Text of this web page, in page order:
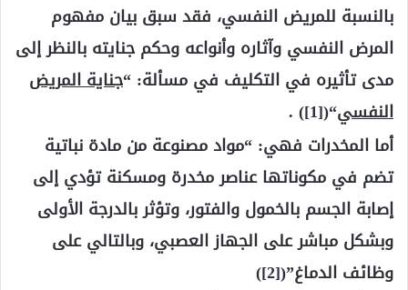
بالنسبة للمريض النفسي، فقد سبق بيان مفهوم
المرض النفسي وآثاره وأنواعه وحكم جنايته بالنظر إلى
مدى تأثيره في التكليف في مسألة: “جناية المريض
النفسي“(
[1]
) .
أما المخدرات فهي: “مواد مصنوعة من مادة نباتية
تضم في مكوناتها عناصر مخدرة ومسكنة تؤدي إلى
إصابة الجسم بالخمول والفتور، وتؤثر بالدرجة الأولى
وبشكل مباشر على الجهاز العصبي، وبالتالي على
وظائف الدماغ”([2]
)